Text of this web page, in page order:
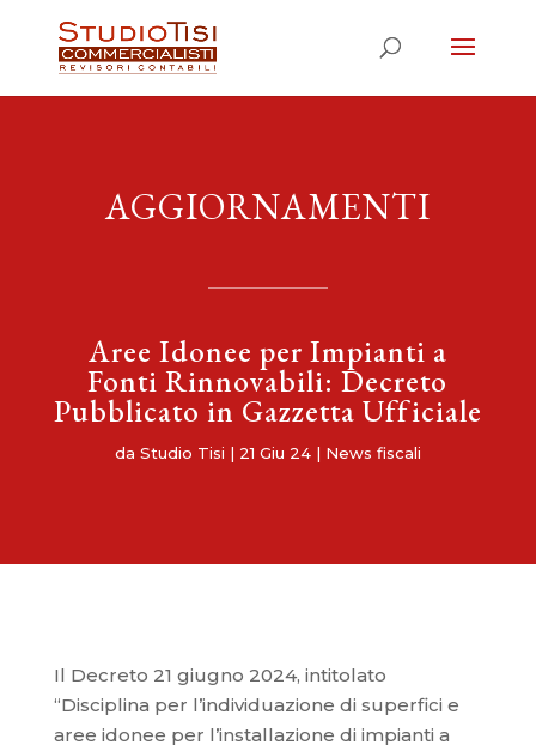
AGGIORNAMENTI
Aree Idonee per Impianti a
Fonti Rinnovabili: Decreto
Pubblicato in Gazzetta Ufficiale
da Studio Tisi | 21 Giu 24| News fiscali
Il Decreto 21 giugno 2024, intitolato
“Disciplina per l’individuazione di superfici e
aree idonee per l’installazione di impianti a